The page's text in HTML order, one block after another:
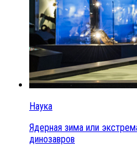
Наука
Ядерная зима или
динозавров